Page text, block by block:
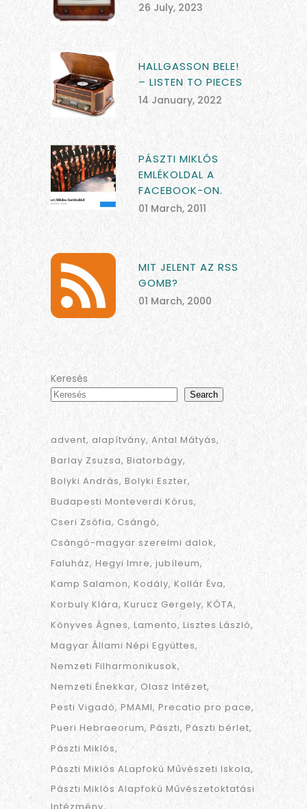
26 July, 2023
HALLGASSON BELE!
– LISTEN TO PIECES
14 January, 2022
PÁSZTI MIKLÓS
EMLÉKOLDAL A
FACEBOOK-ON.
01 March, 2011
MIT JELENT AZ RSS
GOMB?
01 March, 2000
Keresés
Search
advent alapítvány Antal Mátyás
Barlay Zsuzsa Biatorbágy
Bolyki András Bolyki Eszter
Budapesti Monteverdi Kórus
Cseri Zsófia Csángó
Csángó-magyar szerelmi dalok
Faluház Hegyi Imre jubíleum
Kamp Salamon Kodály Kollár Éva
Korbuly Klára Kurucz Gergely KÓTA
Könyves Ágnes Lamento Lisztes László
Magyar Állami Népi Együttes
Nemzeti Filharmonikusok
Nemzeti Énekkar Olasz Intézet
Pesti Vigadó PMAMI Precatio pro pace
Pueri Hebraeorum Pászti Pászti bérlet
Pászti Miklós
Pászti Miklós ALapfokú Művészeti Iskola
Pászti Miklós Alapfokú Művészetoktatási